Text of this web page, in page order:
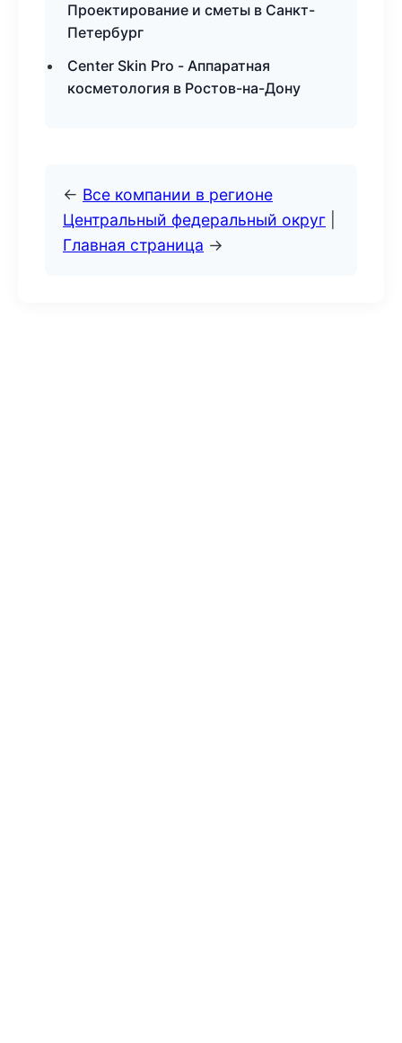
Проектирование и сметы в Санкт-
Петербург
Center Skin Pro - Аппаратная
косметология в Ростов-на-Дону
← Все компании в регионе
Центральный федеральный округ
Главная страница →